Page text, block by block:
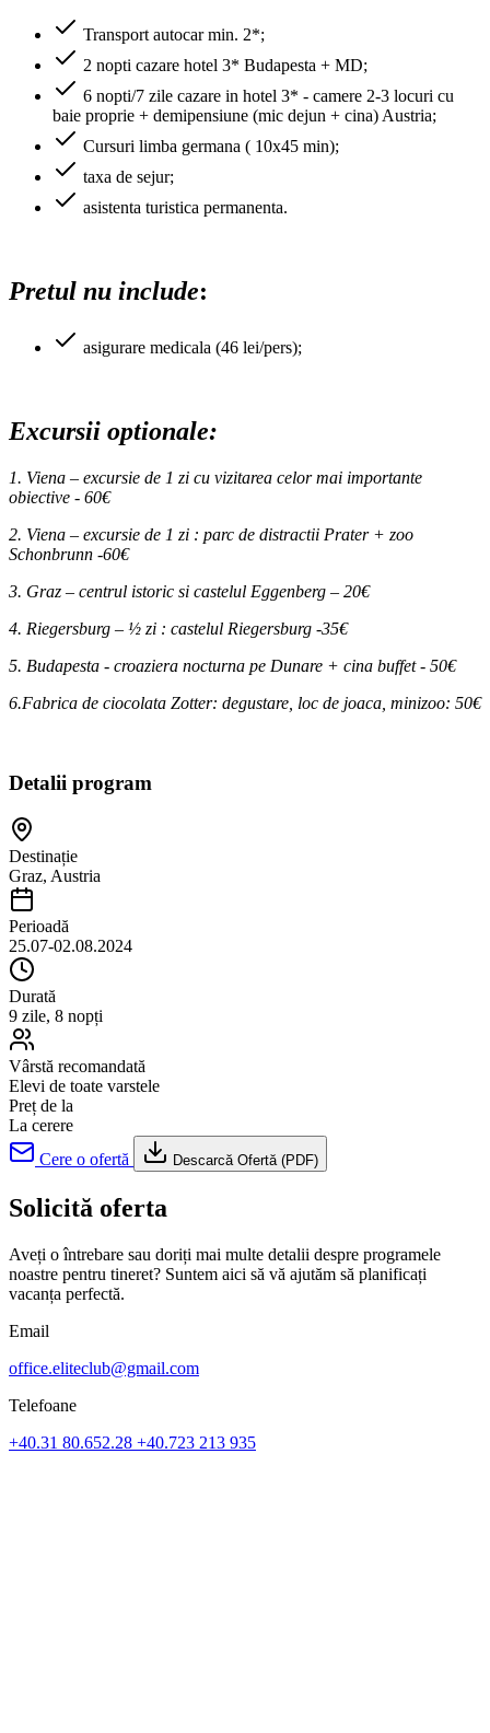
Transport autocar min. 2*;
2 nopti cazare hotel 3* Budapesta + MD;
6 nopti/7 zile cazare in hotel 3* - camere 2-3 locuri cu
baie proprie + demipensiune (mic dejun + cina) Austria;
Cursuri limba germana ( 10x45 min);
taxa de sejur;
asistenta turistica permanenta.
Pretul nu include:
asigurare medicala (46 lei/pers);
Excursii optionale:
1. Viena – excursie de 1 zi cu vizitarea celor mai importante
obiective - 60€
2. Viena – excursie de 1 zi : parc de distractii Prater + zoo
Schonbrunn -60€
3. Graz – centrul istoric si castelul Eggenberg – 20€
4. Riegersburg – ½ zi : castelul Riegersburg -35€
5. Budapesta - croaziera nocturna pe Dunare + cina buffet - 50€
6.Fabrica de ciocolata Zotter: degustare, loc de joaca, minizoo: 50€
Detalii program
Destinație
Graz, Austria
Perioadă
25.07-02.08.2024
Durată
9 zile, 8 nopți
Vârstă recomandată
Elevi de toate varstele
Preț de la
La cerere
Cere o ofertă
Descarcă Ofertă (PDF)
Solicită oferta
Aveți o întrebare sau doriți mai multe detalii despre programele
noastre pentru tineret? Suntem aici să vă ajutăm să planificați
vacanța perfectă.
Email
office.eliteclub@gmail.com
Telefoane
+40.31 80.652.28 +40.723 213 935